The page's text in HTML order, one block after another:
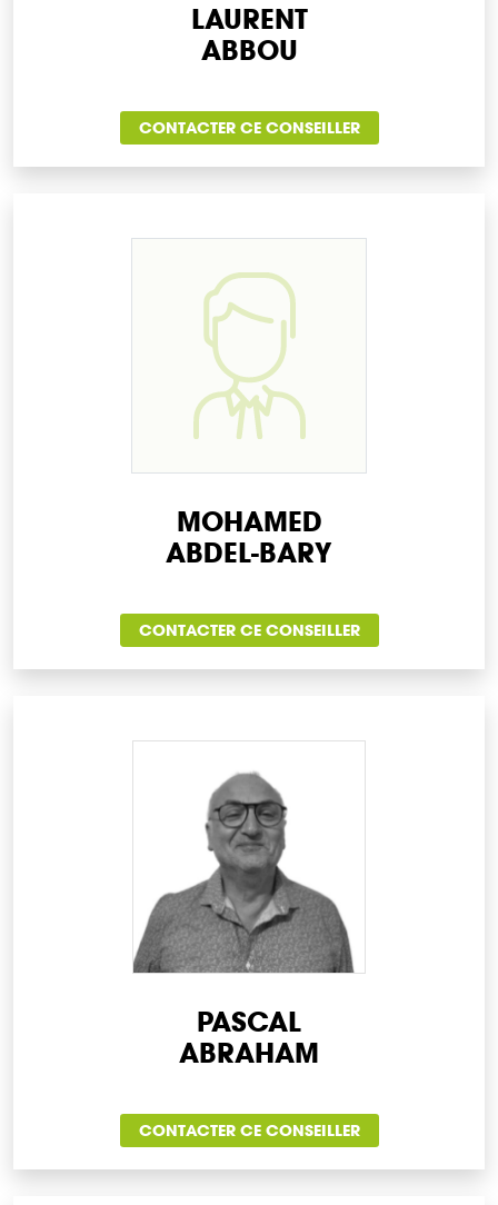
LAURENT
ABBOU
CONTACTER CE CONSEILLER
MOHAMED
ABDEL-BARY
CONTACTER CE CONSEILLER
PASCAL
ABRAHAM
CONTACTER CE CONSEILLER